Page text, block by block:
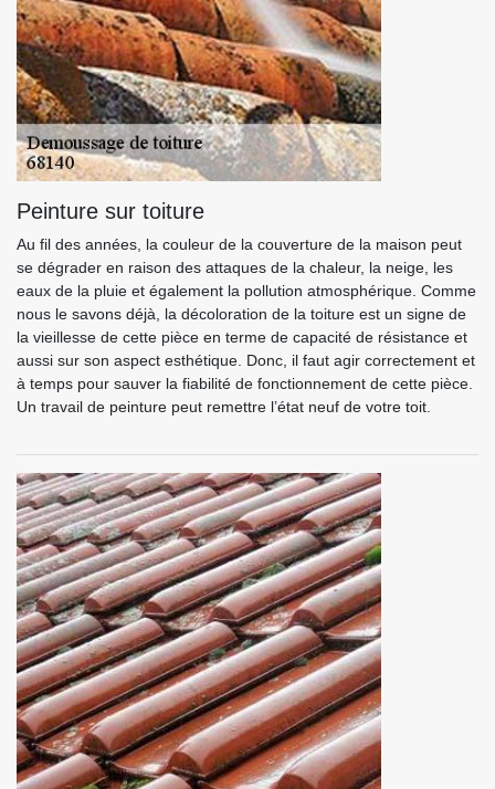
Peinture sur toiture
Au fil des années, la couleur de la couverture de la maison peut
se dégrader en raison des attaques de la chaleur, la neige, les
eaux de la pluie et également la pollution atmosphérique. Comme
nous le savons déjà, la décoloration de la toiture est un signe de
la vieillesse de cette pièce en terme de capacité de résistance et
aussi sur son aspect esthétique. Donc, il faut agir correctement et
à temps pour sauver la fiabilité de fonctionnement de cette pièce.
Un travail de peinture peut remettre l’état neuf de votre toit.